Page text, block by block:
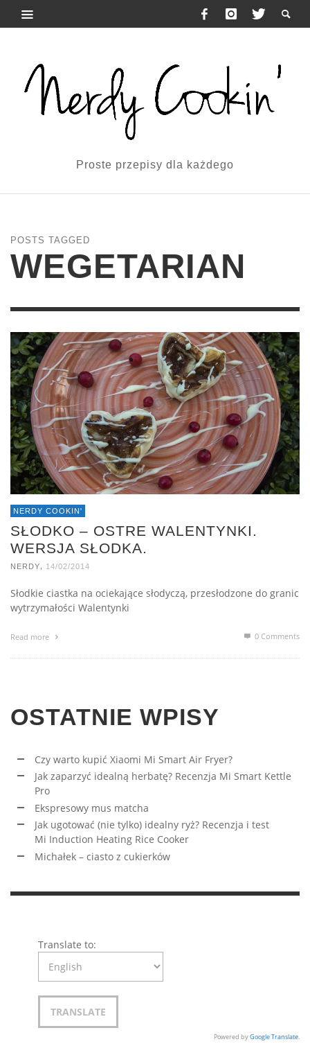
Proste przepisy dla każdego
POSTS TAGGED
WEGETARIAN
NERDY COOKIN'
SŁODKO – OSTRE WALENTYNKI.
WERSJA SŁODKA.
NERDY 14/02/2014
Słodkie ciastka na ociekające słodyczą, przesłodzone do granic
wytrzymałości Walentynki
Read more 0 Comments
OSTATNIE WPISY
Czy warto kupić Xiaomi Mi Smart Air Fryer?
Jak zaparzyć idealną herbatę? Recenzja Mi Smart Kettle
Pro
Ekspresowy mus matcha
Jak ugotować (nie tylko) idealny ryż? Recenzja i test
Mi Induction Heating Rice Cooker
Michałek – ciasto z cukierków
Translate to:
Powered byGoogle Translate.